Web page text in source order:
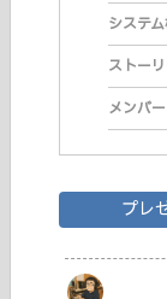
システ
ストー
メンバー
プレ